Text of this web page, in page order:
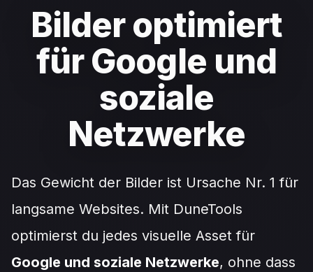
Bilder optimiert
für Google und
soziale
Netzwerke
Das Gewicht der Bilder ist Ursache Nr. 1 für
langsame Websites. Mit DuneTools
optimierst du jedes visuelle Asset für
Google und soziale Netzwerke, ohne dass